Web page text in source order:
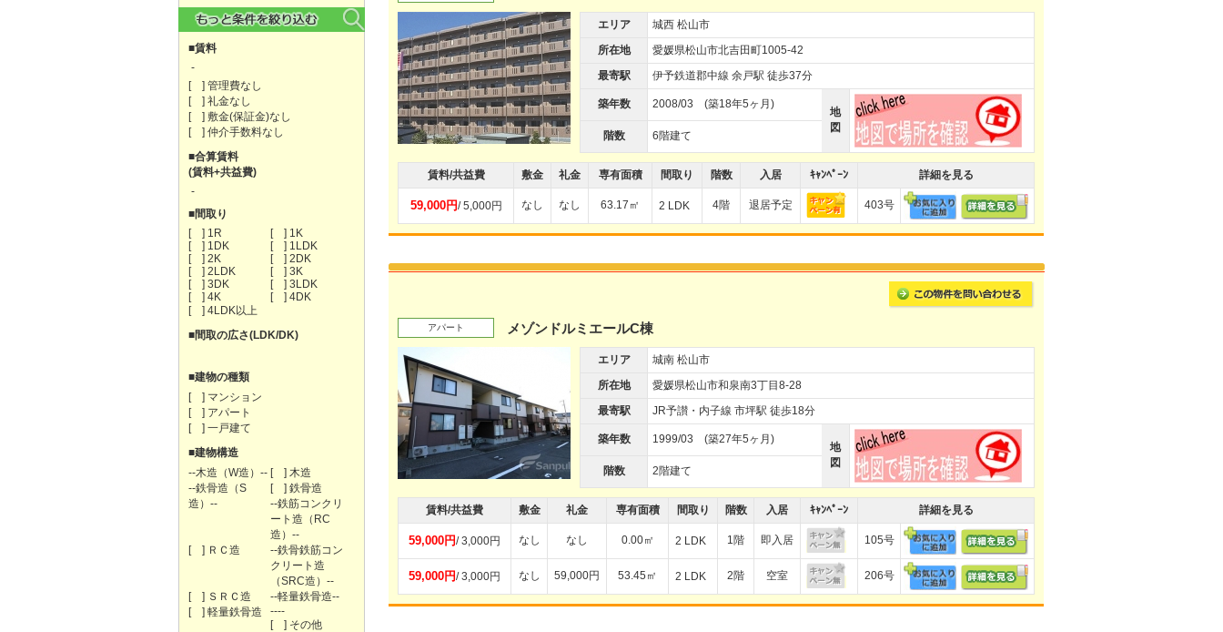
■賃料
-
[ ] 管理費なし
[ ] 礼金なし
[ ] 敷金(保証金)なし
[ ] 仲介手数料なし
■合算賃料
(賃料+共益費)
-
■間取り
[ ] 1R
[ ] 1K
[ ] 1DK
[ ] 1LDK
[ ] 2K
[ ] 2DK
[ ] 2LDK
[ ] 3K
[ ] 3DK
[ ] 3LDK
[ ] 4K
[ ] 4DK
[ ] 4LDK以上
■間取の広さ(LDK/DK)
■建物の種類
[ ] マンション
[ ] アパート
[ ] 一戸建て
■建物構造
--木造（W造）-- [ ] 木造
--鉄骨造（S
造）--
[ ] 鉄骨造
--鉄筋コンクリ
ート造（RC
造）--
[ ] ＲＣ造
--鉄骨鉄筋コン
クリート造
（SRC造）--
[ ] ＳＲＣ造
--軽量鉄骨造--
[ ] 軽量鉄骨造
----
[ ] その他
エリア
城西 松山市
所在地
愛媛県松山市北吉田町1005-42
最寄駅
伊予鉄道郡中線 余戸駅 徒歩37分
築年数 2008/03 (築18年5ヶ月)
地
図
階数 6階建て
賃料/共益費 敷金 礼金 専有面積 間取り 階数 入居 ｷｬﾝﾍﾟｰﾝ 詳細を見る
59,000円/ 5,000円 なし なし 63.17㎡ 2 LDK 4階 退居予定 403号
アパート メゾンドルミエールC棟
エリア
城南 松山市
所在地
愛媛県松山市和泉南3丁目8-28
最寄駅
JR予讃・内子線 市坪駅 徒歩18分
築年数 1999/03 (築27年5ヶ月)
地
図
階数 2階建て
賃料/共益費 敷金 礼金 専有面積 間取り 階数 入居 ｷｬﾝﾍﾟｰﾝ 詳細を見る
59,000円/ 3,000円 なし なし 0.00㎡ 2 LDK 1階 即入居 105号
59,000円/ 3,000円 なし 59,000円 53.45㎡ 2 LDK 2階 空室 206号